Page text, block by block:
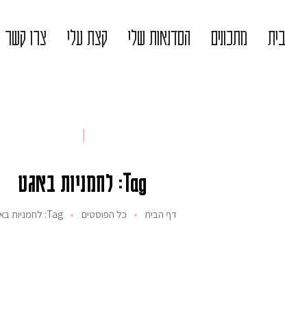
מתכונים הסדנאות שלי קצת עלי צרו קשר
Tag: לחמניות באגט
דף הבית כל הפוסטים Tag: לחמניות באגט